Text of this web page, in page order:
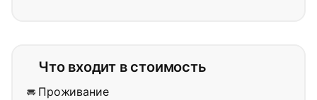
Что входит в стоимость
Проживание